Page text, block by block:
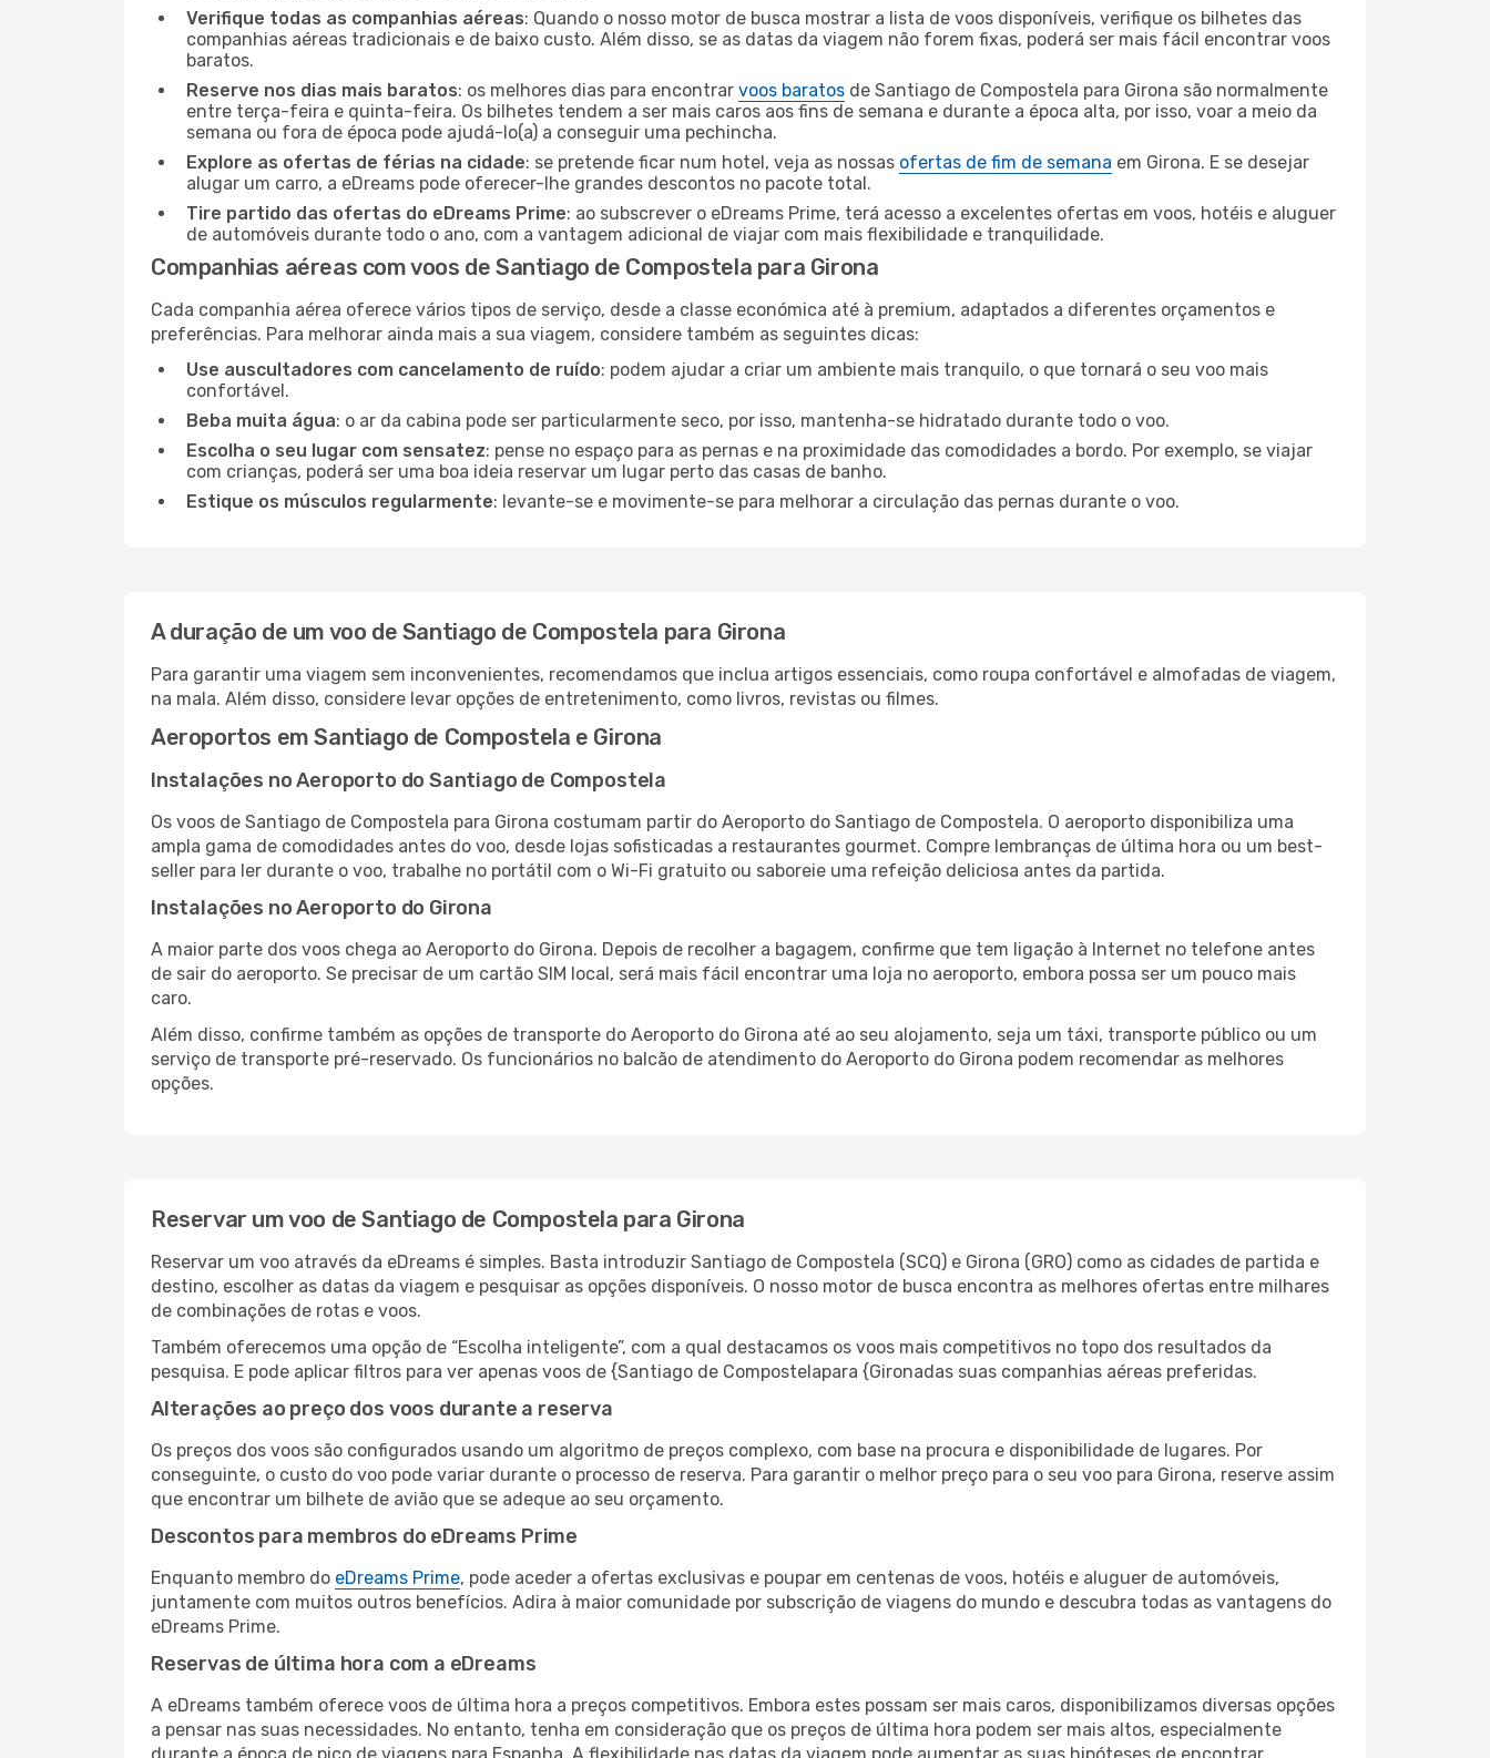
Verifique todas as companhias aéreas: Quando o nosso motor de busca mostrar a lista de voos disponíveis, verifique os bilhetes das
companhias aéreas tradicionais e de baixo custo. Além disso, se as datas da viagem não forem fixas, poderá ser mais fácil encontrar voos
baratos.
Reserve nos dias mais baratos: os melhores dias para encontrar voos baratos de Santiago de Compostela para Girona são normalmente
entre terça-feira e quinta-feira. Os bilhetes tendem a ser mais caros aos fins de semana e durante a época alta, por isso, voar a meio da
semana ou fora de época pode ajudá-lo(a) a conseguir uma pechincha.
Explore as ofertas de férias na cidade: se pretende ficar num hotel, veja as nossas ofertas de fim de semana em Girona. E se desejar
alugar um carro, a eDreams pode oferecer-lhe grandes descontos no pacote total.
Tire partido das ofertas do eDreams Prime: ao subscrever o eDreams Prime, terá acesso a excelentes ofertas em voos, hotéis e aluguer
de automóveis durante todo o ano, com a vantagem adicional de viajar com mais flexibilidade e tranquilidade.
Companhias aéreas com voos de Santiago de Compostela para Girona
Cada companhia aérea oferece vários tipos de serviço, desde a classe económica até à premium, adaptados a diferentes orçamentos e
preferências. Para melhorar ainda mais a sua viagem, considere também as seguintes dicas:
Use auscultadores com cancelamento de ruído: podem ajudar a criar um ambiente mais tranquilo, o que tornará o seu voo mais
confortável.
Beba muita água: o ar da cabina pode ser particularmente seco, por isso, mantenha-se hidratado durante todo o voo.
Escolha o seu lugar com sensatez: pense no espaço para as pernas e na proximidade das comodidades a bordo. Por exemplo, se viajar
com crianças, poderá ser uma boa ideia reservar um lugar perto das casas de banho.
Estique os músculos regularmente: levante-se e movimente-se para melhorar a circulação das pernas durante o voo.
A duração de um voo de Santiago de Compostela para Girona
Para garantir uma viagem sem inconvenientes, recomendamos que inclua artigos essenciais, como roupa confortável e almofadas de viagem,
na mala. Além disso, considere levar opções de entretenimento, como livros, revistas ou filmes.
Aeroportos em Santiago de Compostela e Girona
Instalações no Aeroporto do Santiago de Compostela
Os voos de Santiago de Compostela para Girona costumam partir do Aeroporto do Santiago de Compostela. O aeroporto disponibiliza uma
ampla gama de comodidades antes do voo, desde lojas sofisticadas a restaurantes gourmet. Compre lembranças de última hora ou um best-
seller para ler durante o voo, trabalhe no portátil com o Wi-Fi gratuito ou saboreie uma refeição deliciosa antes da partida.
Instalações no Aeroporto do Girona
A maior parte dos voos chega ao Aeroporto do Girona. Depois de recolher a bagagem, confirme que tem ligação à Internet no telefone antes
de sair do aeroporto. Se precisar de um cartão SIM local, será mais fácil encontrar uma loja no aeroporto, embora possa ser um pouco mais
caro.
Além disso, confirme também as opções de transporte do Aeroporto do Girona até ao seu alojamento, seja um táxi, transporte público ou um
serviço de transporte pré-reservado. Os funcionários no balcão de atendimento do Aeroporto do Girona podem recomendar as melhores
opções.
Reservar um voo de Santiago de Compostela para Girona
Reservar um voo através da eDreams é simples. Basta introduzir Santiago de Compostela (SCQ) e Girona (GRO) como as cidades de partida e
destino, escolher as datas da viagem e pesquisar as opções disponíveis. O nosso motor de busca encontra as melhores ofertas entre milhares
de combinações de rotas e voos.
Também oferecemos uma opção de “Escolha inteligente”, com a qual destacamos os voos mais competitivos no topo dos resultados da
pesquisa. E pode aplicar filtros para ver apenas voos de {Santiago de Compostelapara {Gironadas suas companhias aéreas preferidas.
Alterações ao preço dos voos durante a reserva
Os preços dos voos são configurados usando um algoritmo de preços complexo, com base na procura e disponibilidade de lugares. Por
conseguinte, o custo do voo pode variar durante o processo de reserva. Para garantir o melhor preço para o seu voo para Girona, reserve assim
que encontrar um bilhete de avião que se adeque ao seu orçamento.
Descontos para membros do eDreams Prime
Enquanto membro do eDreams Prime, pode aceder a ofertas exclusivas e poupar em centenas de voos, hotéis e aluguer de automóveis,
juntamente com muitos outros benefícios. Adira à maior comunidade por subscrição de viagens do mundo e descubra todas as vantagens do
eDreams Prime.
Reservas de última hora com a eDreams
A eDreams também oferece voos de última hora a preços competitivos. Embora estes possam ser mais caros, disponibilizamos diversas opções
a pensar nas suas necessidades. No entanto, tenha em consideração que os preços de última hora podem ser mais altos, especialmente